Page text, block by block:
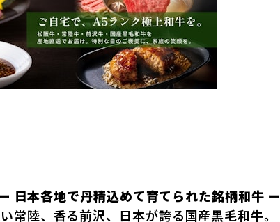
日本各地で丹精込めて育てられた銘柄和牛 ー
常陸、香る前沢、日本が誇る国産黒毛和牛。